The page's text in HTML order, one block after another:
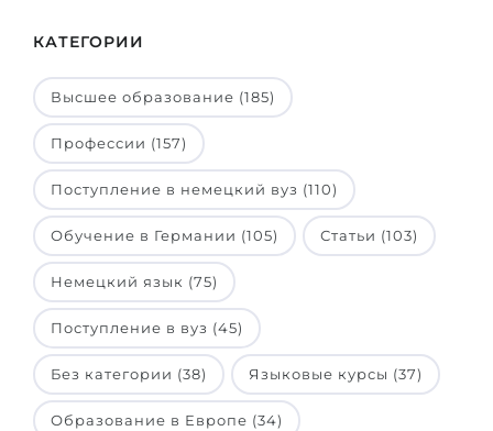
Штудиенколлеги
Курсы штудиенколлег
Freshman / Foundation
Подготовка к вузу
Подготовка к штудиенколлег
Специальные курсы
Математика
Портфолио
ГЕОГРАФИЯ
Бакалавриат
Магистратура
Второе Высшее
ПОСТУПАЕМ ПОСЛЕ...
Школы 11 классов
Школы 12 классов (NIS)
Колледжа
IB-Diploma
1 курса
2-3 курса
КАТЕГОРИИ
Высшее образование (185)
Профессии (157)
Поступление в немецкий вуз (110)
Обучение в Германии (105) Статьи (103)
Немецкий язык (75)
Поступление в вуз (45)
Без категории (38) Языковые курсы (37)
Образование в Европе (34)